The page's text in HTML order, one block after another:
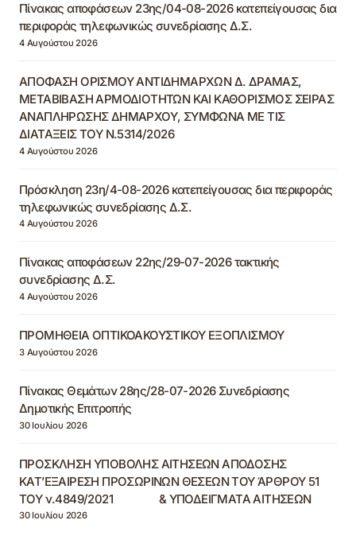
Πίνακας αποφάσεων 23ης/04-08-2026 κατεπείγουσας δια
περιφοράς τηλεφωνικώς συνεδρίασης Δ.Σ.
4 Αυγούστου 2026
ΑΠΟΦΑΣΗ ΟΡΙΣΜΟΥ ΑΝΤΙΔΗΜΑΡΧΩΝ Δ. ΔΡΑΜΑΣ,
ΜΕΤΑΒΙΒΑΣΗ ΑΡΜΟΔΙΟΤΗΤΩΝ ΚΑΙ ΚΑΘΟΡΙΣΜΟΣ ΣΕΙΡΑΣ
ΑΝΑΠΛΗΡΩΣΗΣ ΔΗΜΑΡΧΟΥ, ΣΥΜΦΩΝΑ ΜΕ ΤΙΣ
ΔΙΑΤΑΞΕΙΣ ΤΟΥ Ν.5314/2026
4 Αυγούστου 2026
Πρόσκληση 23η/4-08-2026 κατεπείγουσας δια περιφοράς
τηλεφωνικώς συνεδρίασης Δ.Σ.
4 Αυγούστου 2026
Πίνακας αποφάσεων 22ης/29-07-2026 τακτικής
συνεδρίασης Δ.Σ.
4 Αυγούστου 2026
ΠΡΟΜΗΘΕΙΑ ΟΠΤΙΚΟΑΚΟΥΣΤΙΚΟΥ ΕΞΟΠΛΙΣΜΟΥ
3 Αυγούστου 2026
Πίνακας Θεμάτων 28ης/28-07-2026 Συνεδρίασης
Δημοτικής Επιτροπής
30 Ιουλίου 2026
ΠΡΟΣΚΛΗΣΗ ΥΠΟΒΟΛΗΣ ΑΙΤΗΣΕΩΝ ΑΠΟΔΟΣΗΣ
ΚΑΤ’ΕΞΑΙΡΕΣΗ ΠΡΟΣΩΡΙΝΩΝ ΘΕΣΕΩΝ ΤΟΥ ΆΡΘΡΟΥ 51
ΤΟΥ ν.4849/2021 & ΥΠΟΔΕΙΓΜΑΤΑ ΑΙΤΗΣΕΩΝ
30 Ιουλίου 2026